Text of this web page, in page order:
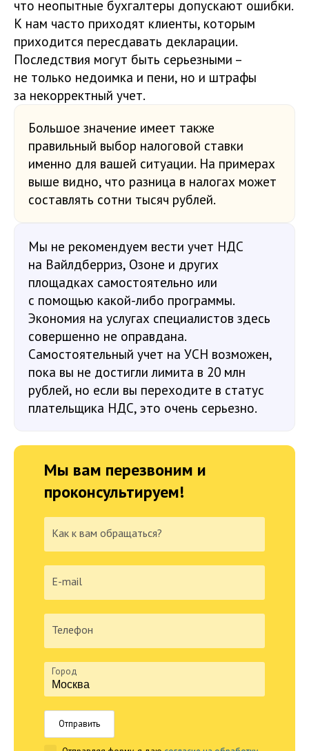
что неопытные бухгалтеры допускают ошибки.
К нам часто приходят клиенты, которым
приходится пересдавать декларации.
Последствия могут быть серьезными –
не только недоимка и пени, но и штрафы
за некорректный учет.
Большое значение имеет также
правильный выбор налоговой ставки
именно для вашей ситуации. На примерах
выше видно, что разница в налогах может
составлять сотни тысяч рублей.
Мы не рекомендуем вести учет НДС
на Вайлдберриз, Озоне и других
площадках самостоятельно или
с помощью какой-либо программы.
Экономия на услугах специалистов здесь
совершенно не оправдана.
Самостоятельный учет на УСН возможен,
пока вы не достигли лимита в 20 млн
рублей, но если вы переходите в статус
плательщика НДС, это очень серьезно.
Мы вам перезвоним и
проконсультируем!
Как к вам обращаться?
E-mail
Телефон
Город
Отправить